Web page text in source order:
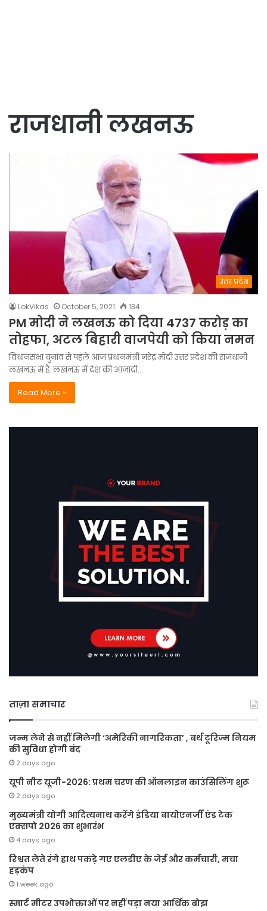
राजधानी लखनऊ
उत्तर प्रदेश
LokVikas October 5, 2021 134
PM मोदी ने लखनऊ को दिया 4737 करोड़ का
तोहफा, अटल बिहारी वाजपेयी को किया नमन
विधानसभा चुनाव से पहले आज प्रधानमंत्री नरेंद्र मोदी उत्तर प्रदेश की राजधानी
लखनऊ में हैं. लखनऊ में देश की आजादी…
Read More »
ताज़ा समाचार
जन्म लेने से नहीं मिलेगी ‘अमेरिकी नागरिकता’ , बर्थ टूरिज्म नियम
की सुविधा होगी बंद
2 days ago
यूपी नीट यूजी-2026: प्रथम चरण की ऑनलाइन काउंसिलिंग शुरू
2 days ago
मुख्यमंत्री योगी आदित्यनाथ करेंगे इंडिया बायोएनर्जी एंड टेक
एक्सपो 2026 का शुभारंभ
4 days ago
रिश्वत लेते रंगे हाथ पकड़े गए एलडीए के जेई और कर्मचारी, मचा
हड़कंप
1 week ago
स्मार्ट मीटर उपभोक्ताओं पर नहीं पड़ा नया आर्थिक बोझ